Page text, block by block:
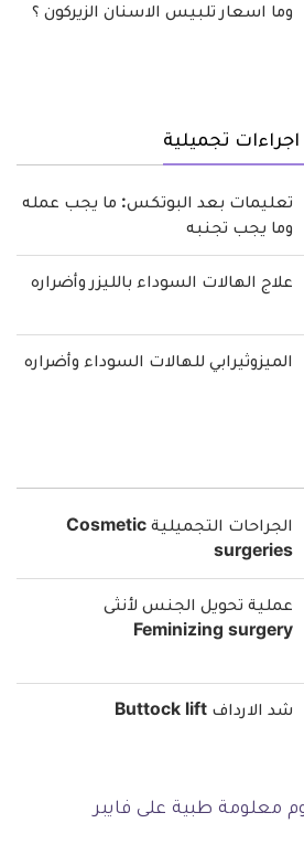
وما اسعار تلبيس الاسنان الزيركون ؟
تجميلية
تعليمات بعد البوتكس: ما يجب عمله
وما يجب تجنبه
علاج الهالات السوداء بالليزر وأضراره
الميزوثيرابي للهالات السوداء وأضراره
الجراحات التجميلية Cosmetic
surgeries
عملية تحويل الجنس لأنثى
Feminizing surgery
شد الارداف Buttock lift